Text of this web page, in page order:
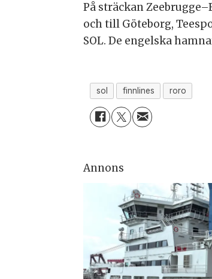
På sträckan
och till Göteborg,
SOL. De engelska
sol finnlines roro
Annons